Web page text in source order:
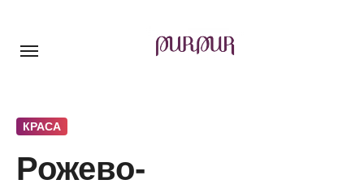
контенту
КРАСА
Рожево-